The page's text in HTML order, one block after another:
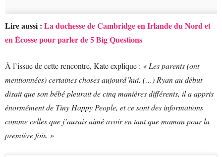
Lire aussi : La duchesse de Cambridge en Irlande du Nord et
en Écosse pour parler de 5 Big Questions
À l’issue de cette rencontre, Kate explique : « Les parents (ont
mentionnées) certaines choses aujourd’hui, (…) Ryan au début
disait que son bébé pleurait de cinq manières différents, il a appris
énormément de Tiny Happy People, et ce sont des informations
comme celles que j’aurais aimé avoir en tant que maman pour la
première fois. »